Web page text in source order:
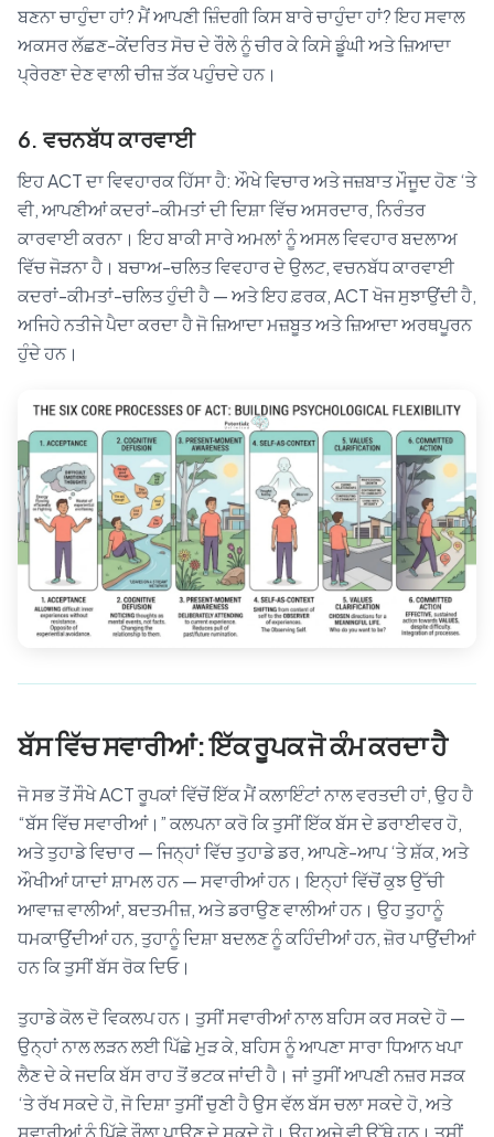
ਬਣਨਾ ਚਾਹੁੰਦਾ ਹਾਂ? ਮੈਂ ਆਪਣੀ ਜ਼ਿੰਦਗੀ ਕਿਸ ਬਾਰੇ ਚਾਹੁੰਦਾ ਹਾਂ? ਇਹ ਸਵਾਲ
ਅਕਸਰ ਲੱਛਣ-ਕੇਂਦਰਿਤ ਸੋਚ ਦੇ ਰੌਲੇ ਨੂੰ ਚੀਰ ਕੇ ਕਿਸੇ ਡੂੰਘੀ ਅਤੇ ਜ਼ਿਆਦਾ
ਪ੍ਰੇਰਣਾ ਦੇਣ ਵਾਲੀ ਚੀਜ਼ ਤੱਕ ਪਹੁੰਚਦੇ ਹਨ।
6. ਵਚਨਬੱਧ ਕਾਰਵਾਈ
ਇਹ ACT ਦਾ ਵਿਵਹਾਰਕ ਹਿੱਸਾ ਹੈ: ਔਖੇ ਵਿਚਾਰ ਅਤੇ ਜਜ਼ਬਾਤ ਮੌਜੂਦ ਹੋਣ ‘ਤੇ
ਵੀ, ਆਪਣੀਆਂ ਕਦਰਾਂ-ਕੀਮਤਾਂ ਦੀ ਦਿਸ਼ਾ ਵਿੱਚ ਅਸਰਦਾਰ, ਨਿਰੰਤਰ
ਕਾਰਵਾਈ ਕਰਨਾ। ਇਹ ਬਾਕੀ ਸਾਰੇ ਅਮਲਾਂ ਨੂੰ ਅਸਲ ਵਿਵਹਾਰ ਬਦਲਾਅ
ਵਿੱਚ ਜੋੜਨਾ ਹੈ। ਬਚਾਅ-ਚਲਿਤ ਵਿਵਹਾਰ ਦੇ ਉਲਟ, ਵਚਨਬੱਧ ਕਾਰਵਾਈ
ਕਦਰਾਂ-ਕੀਮਤਾਂ-ਚਲਿਤ ਹੁੰਦੀ ਹੈ — ਅਤੇ ਇਹ ਫ਼ਰਕ, ACT ਖੋਜ ਸੁਝਾਉਂਦੀ ਹੈ,
ਅਜਿਹੇ ਨਤੀਜੇ ਪੈਦਾ ਕਰਦਾ ਹੈ ਜੋ ਜ਼ਿਆਦਾ ਮਜ਼ਬੂਤ ਅਤੇ ਜ਼ਿਆਦਾ ਅਰਥਪੂਰਨ
ਹੁੰਦੇ ਹਨ।
ਬੱਸ ਵਿੱਚ ਸਵਾਰੀਆਂ: ਇੱਕ ਰੂਪਕ ਜੋ ਕੰਮ ਕਰਦਾ ਹੈ
ਜੋ ਸਭ ਤੋਂ ਸੌਖੇ ACT ਰੂਪਕਾਂ ਵਿੱਚੋਂ ਇੱਕ ਮੈਂ ਕਲਾਇੰਟਾਂ ਨਾਲ ਵਰਤਦੀ ਹਾਂ, ਉਹ ਹੈ
“ਬੱਸ ਵਿੱਚ ਸਵਾਰੀਆਂ।” ਕਲਪਨਾ ਕਰੋ ਕਿ ਤੁਸੀਂ ਇੱਕ ਬੱਸ ਦੇ ਡਰਾਈਵਰ ਹੋ,
ਅਤੇ ਤੁਹਾਡੇ ਵਿਚਾਰ — ਜਿਨ੍ਹਾਂ ਵਿੱਚ ਤੁਹਾਡੇ ਡਰ, ਆਪਣੇ-ਆਪ ‘ਤੇ ਸ਼ੱਕ, ਅਤੇ
ਔਖੀਆਂ ਯਾਦਾਂ ਸ਼ਾਮਲ ਹਨ — ਸਵਾਰੀਆਂ ਹਨ। ਇਨ੍ਹਾਂ ਵਿੱਚੋਂ ਕੁਝ ਉੱਚੀ
ਆਵਾਜ਼ ਵਾਲੀਆਂ, ਬਦਤਮੀਜ਼, ਅਤੇ ਡਰਾਉਣ ਵਾਲੀਆਂ ਹਨ। ਉਹ ਤੁਹਾਨੂੰ
ਧਮਕਾਉਂਦੀਆਂ ਹਨ, ਤੁਹਾਨੂੰ ਦਿਸ਼ਾ ਬਦਲਣ ਨੂੰ ਕਹਿੰਦੀਆਂ ਹਨ, ਜ਼ੋਰ ਪਾਉਂਦੀਆਂ
ਹਨ ਕਿ ਤੁਸੀਂ ਬੱਸ ਰੋਕ ਦਿਓ।
ਤੁਹਾਡੇ ਕੋਲ ਦੋ ਵਿਕਲਪ ਹਨ। ਤੁਸੀਂ ਸਵਾਰੀਆਂ ਨਾਲ ਬਹਿਸ ਕਰ ਸਕਦੇ ਹੋ —
ਉਨ੍ਹਾਂ ਨਾਲ ਲੜਨ ਲਈ ਪਿੱਛੇ ਮੁੜ ਕੇ, ਬਹਿਸ ਨੂੰ ਆਪਣਾ ਸਾਰਾ ਧਿਆਨ ਖਪਾ
ਲੈਣ ਦੇ ਕੇ ਜਦਕਿ ਬੱਸ ਰਾਹ ਤੋਂ ਭਟਕ ਜਾਂਦੀ ਹੈ। ਜਾਂ ਤੁਸੀਂ ਆਪਣੀ ਨਜ਼ਰ ਸੜਕ
‘ਤੇ ਰੱਖ ਸਕਦੇ ਹੋ, ਜੋ ਦਿਸ਼ਾ ਤੁਸੀਂ ਚੁਣੀ ਹੈ ਉਸ ਵੱਲ ਬੱਸ ਚਲਾ ਸਕਦੇ ਹੋ, ਅਤੇ
ਸਵਾਰੀਆਂ ਨੂੰ ਪਿੱਛੇ ਰੌਲਾ ਪਾਉਣ ਦੇ ਸਕਦੇ ਹੋ। ਉਹ ਅਜੇ ਵੀ ਉੱਥੇ ਹਨ। ਤੁਸੀਂ